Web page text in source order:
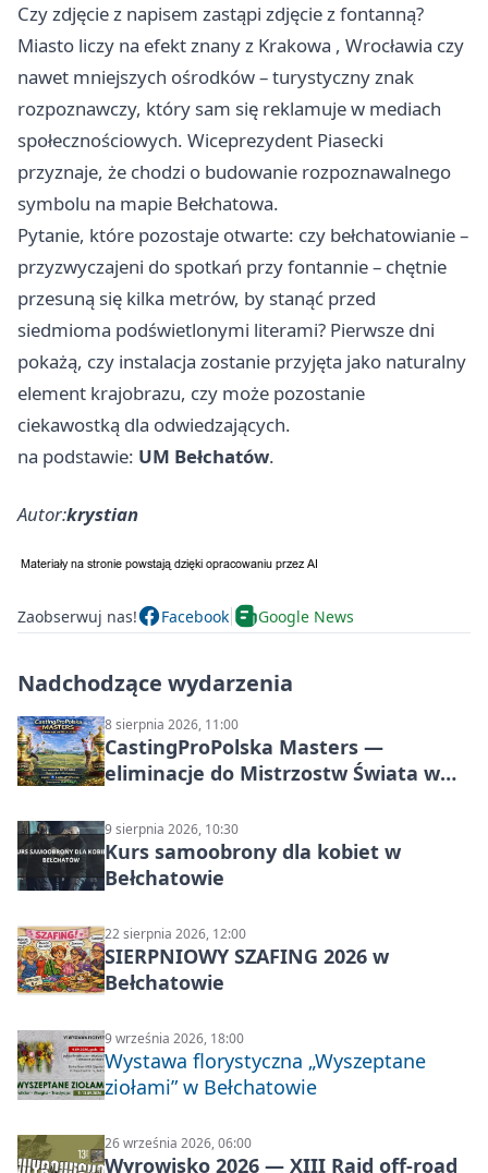
Czy zdjęcie z napisem zastąpi zdjęcie z fontanną?
Miasto liczy na efekt znany z Krakowa , Wrocławia czy
nawet mniejszych ośrodków – turystyczny znak
rozpoznawczy, który sam się reklamuje w mediach
społecznościowych. Wiceprezydent Piasecki
przyznaje, że chodzi o budowanie rozpoznawalnego
symbolu na mapie Bełchatowa.
Pytanie, które pozostaje otwarte: czy bełchatowianie –
przyzwyczajeni do spotkań przy fontannie – chętnie
przesuną się kilka metrów, by stanąć przed
siedmioma podświetlonymi literami? Pierwsze dni
pokażą, czy instalacja zostanie przyjęta jako naturalny
element krajobrazu, czy może pozostanie
ciekawostką dla odwiedzających.
na podstawie: UM Bełchatów.
Autor:krystian
Zaobserwuj nas! Facebook Google News
Nadchodzące wydarzenia
8 sierpnia 2026, 11:00
CastingProPolska Masters —
eliminacje do Mistrzostw Świata w
9 sierpnia 2026, 10:30
Kurs samoobrony dla kobiet w
Bełchatowie
22 sierpnia 2026, 12:00
SIERPNIOWY SZAFING 2026 w
Bełchatowie
9 września 2026, 18:00
Wystawa florystyczna „Wyszeptane
ziołami” w Bełchatowie
26 września 2026, 06:00
Wyrowisko 2026 — XIII Rajd off‑road